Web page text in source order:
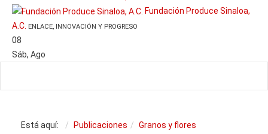
Fundación Produce Sinaloa,
A.C. ENLACE, INNOVACIÓN Y PROGRESO
08
Sáb, Ago
Está aquí: Publicaciones Granos y flores